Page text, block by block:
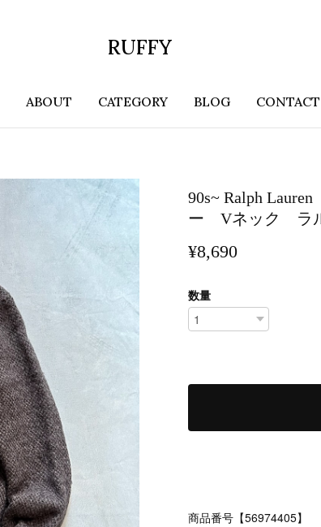
RUFFY
ABOUT CATEGORY BLOG CONTACT
90s~ Ralph
ー Vネック ラ
¥8,690
数量
商品番号【56974405】